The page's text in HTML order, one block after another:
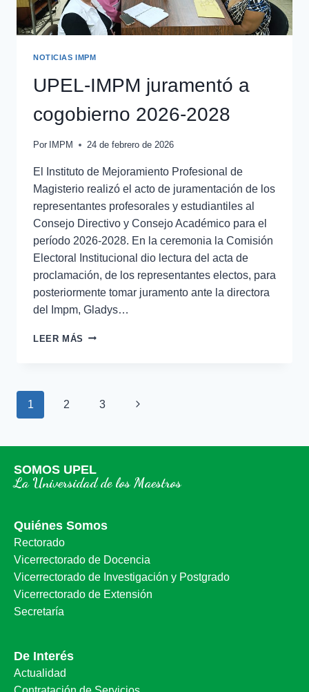
NOTICIAS IMPM
UPEL-IMPM juramentó a
cogobierno 2026-2028
Por IMPM 24 de febrero de 2026
El Instituto de Mejoramiento Profesional de
Magisterio realizó el acto de juramentación de los
representantes profesorales y estudiantiles al
Consejo Directivo y Consejo Académico para el
período 2026-2028. En la ceremonia la Comisión
Electoral Institucional dio lectura del acta de
proclamación, de los representantes electos, para
posteriormente tomar juramento ante la directora
del Impm, Gladys…
LEER MÁS
1 2 3
SOMOS UPEL
La Universidad de los Maestros
Quiénes Somos
Rectorado
Vicerrectorado de Docencia
Vicerrectorado de Investigación y Postgrado
Vicerrectorado de Extensión
Secretaría
De Interés
Actualidad